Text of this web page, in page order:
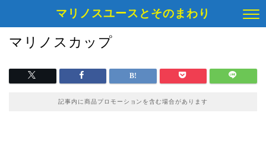
マリノスユースとそのまわり
マリノスカップ
記事内に商品プロモーションを含む場合があります